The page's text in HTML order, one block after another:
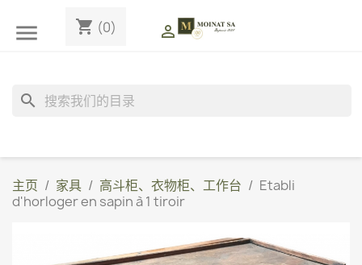
 shopping_cart (0) 
search
主页 家具 高斗柜、衣物柜、工作台
Etabli
d'horloger en sapin à 1 tiroir